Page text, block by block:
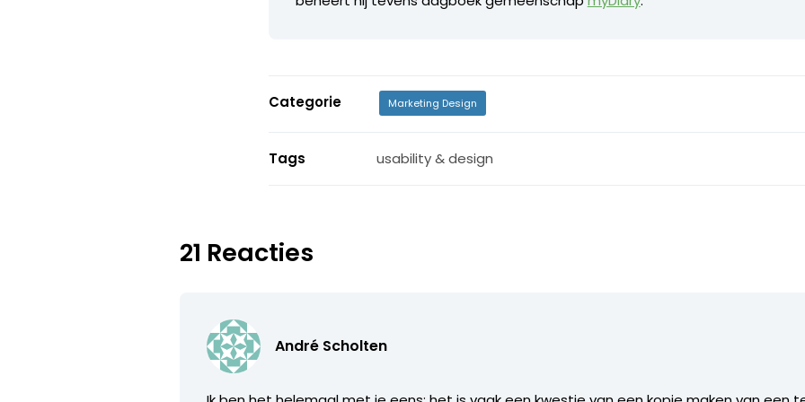
Categorie Marketing Design
Tags usability & design
21 Reacties
André Scholten